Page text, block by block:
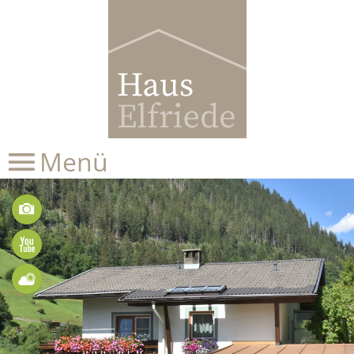
Menü
Bilder
Videos
Wetter